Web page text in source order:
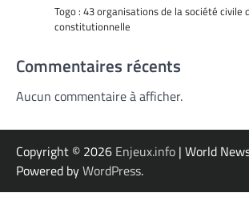
Togo : 43 organisations de la société civile
constitutionnelle
Commentaires récents
Aucun commentaire à afficher.
Copyright © 2026 Enjeux.info | World
Powered byWordPress.